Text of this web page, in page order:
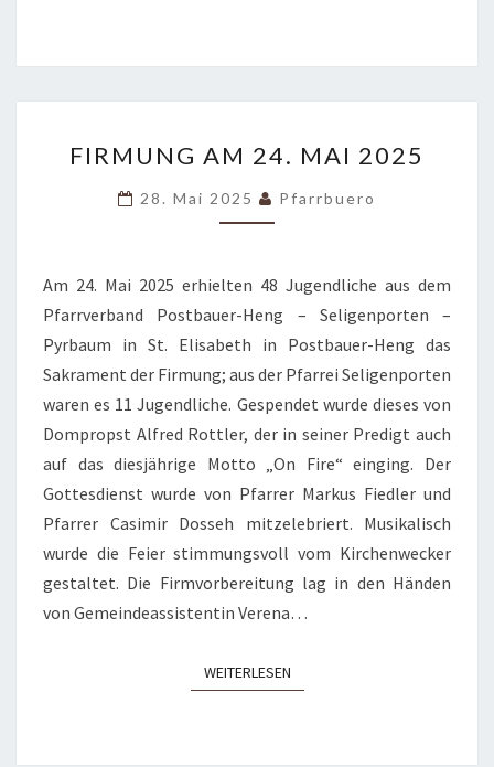
AM
24.
MAI
FIRMUNG AM 24. MAI 2025
28. Mai 2025 Pfarrbuero
Am 24. Mai 2025 erhielten 48 Jugendliche aus dem
Pfarrverband Postbauer-Heng – Seligenporten –
Pyrbaum in St. Elisabeth in Postbauer-Heng das
Sakrament der Firmung; aus der Pfarrei Seligenporten
waren es 11 Jugendliche. Gespendet wurde dieses von
Dompropst Alfred Rottler, der in seiner Predigt auch
auf das diesjährige Motto „On Fire“ einging. Der
Gottesdienst wurde von Pfarrer Markus Fiedler und
Pfarrer Casimir Dosseh mitzelebriert. Musikalisch
wurde die Feier stimmungsvoll vom Kirchenwecker
gestaltet. Die Firmvorbereitung lag in den Händen
von Gemeindeassistentin Verena…
WEITERLESENWEITERLESEN